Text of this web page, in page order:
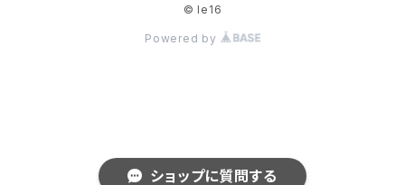
ショップに質問する
© le16
Powered by